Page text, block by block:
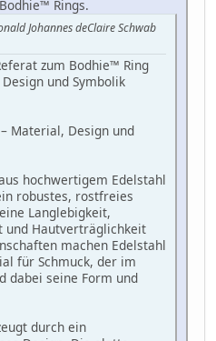
Rings.
Johannes deClaire Schwab
zum Bodhie™ Ring
und Symbolik
Material, Design und
hochwertigem Edelstahl
robustes, rostfreies
Langlebigkeit,
und Hautverträglichkeit
machen Edelstahl
für Schmuck, der im
dabei seine Form und
durch ein